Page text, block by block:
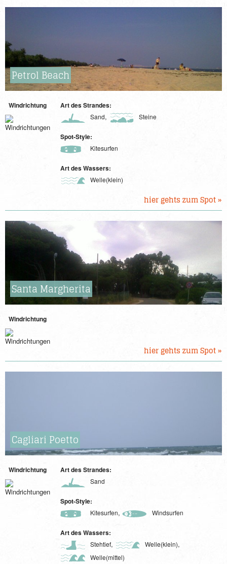
Petrol Beach
Windrichtung Art des Strandes:
Sand, Steine
Spot-Style:
Kitesurfen
Art des Wassers:
Welle(klein)
hier gehts zum Spot »
Santa Margherita
Windrichtung
hier gehts zum Spot »
Cagliari Poetto
Windrichtung Art des Strandes:
Sand
Spot-Style:
Kitesurfen, Windsurfen
Art des Wassers:
Stehtief, Welle(klein),
Welle(mittel)